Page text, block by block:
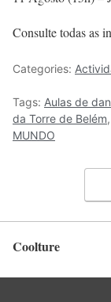
Consulte todas as
Categories:
Tags: Aulas de
da Torre de Belém,
MUNDO
Coolture